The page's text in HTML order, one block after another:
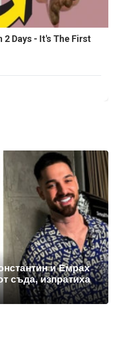
Days - It's The First
и Емрах
съда, изпратиха